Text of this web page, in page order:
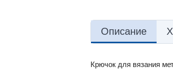
Описание
Крючок для вязания